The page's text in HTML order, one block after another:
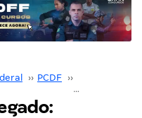
›› PCDF ››